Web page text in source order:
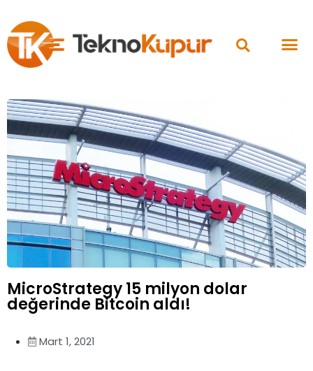
MicroStrategy 15 milyon dolar
değerinde Bitcoin aldı!
Mart 1, 2021